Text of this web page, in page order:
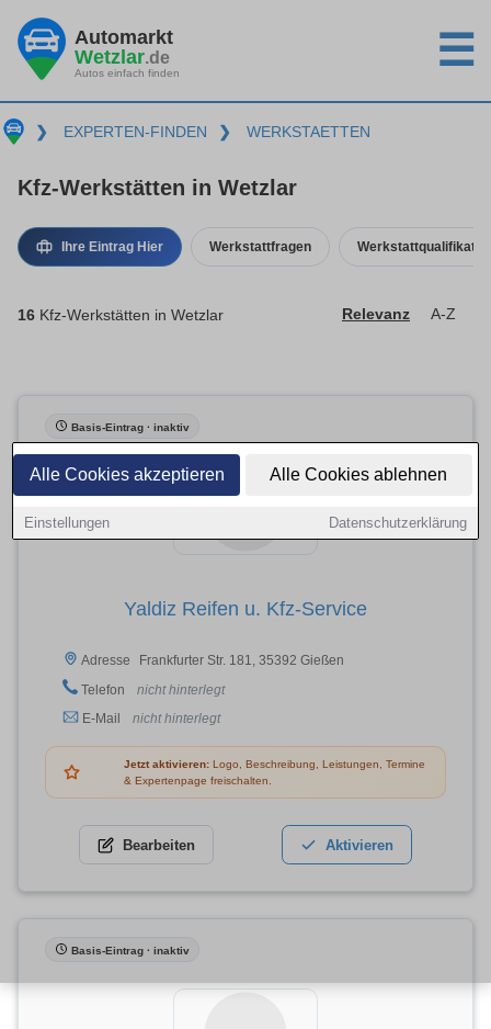
Alle Cookies akzeptieren Alle Cookies ablehnen
Einstellungen Datenschutzerklärung
Automarkt
Wetzlar.de
Autos einfach finden ☰
❯ EXPERTEN-FINDEN ❯ WERKSTAETTEN
Kfz-Werkstätten in Wetzlar
Ihre Eintrag Hier Werkstattfragen
16 Kfz-Werkstätten in Wetzlar Relevanz A-Z
Basis-Eintrag · inaktiv
Yaldiz Reifen u. Kfz-Service
Adresse
Frankfurter Str. 181, 35392 Gießen
Telefon
nicht hinterlegt
E-Mail
nicht hinterlegt
Jetzt aktivieren: Logo, Beschreibung, Leistungen, Termine
& Expertenpage freischalten.
Bearbeiten Aktivieren
Basis-Eintrag · inaktiv